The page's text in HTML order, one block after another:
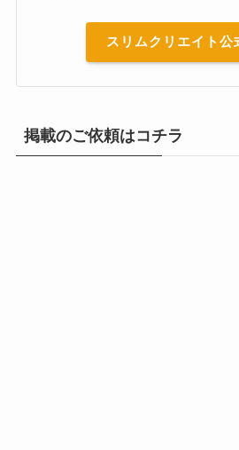
スリムクリエイト公
掲載のご依頼はコチラ